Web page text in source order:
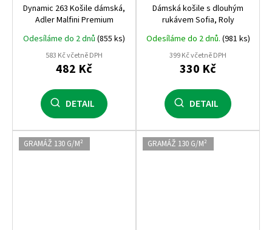
Dynamic 263 Košile dámská,
Adler Malfini Premium
Odesíláme do 2 dnů (855 ks)
583 Kč včetně DPH
482 Kč
DETAIL
Dámská košile s dlouhým
rukávem Sofia, Roly
Odesíláme do 2 dnů. (981 ks)
399 Kč včetně DPH
330 Kč
DETAIL
GRAMÁŽ 130 G/M² GRAMÁŽ 130 G/M²